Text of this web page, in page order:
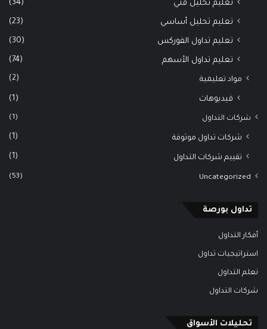
تعليم تحليل فني (34)
تعليم تحليل أساسي (23)
تعليم تداول الفوركس (30)
تعليم تداول الأسهم (74)
مواد تعليمية (2)
فيديوهات (1)
شركات التداول (1)
شركات تداول موثوقة (1)
تقييم شركات التداول (1)
Uncategorized
(53)
تداول بورصة
أفكار التداول
استراتيجيات تداول
تعلم التداول
شركات التداول
تحليلات الأسواق